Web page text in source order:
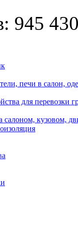
945
печи в салон,
для перевозки
кузовом,